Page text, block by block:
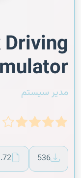
مدیر سیستم
536
MB